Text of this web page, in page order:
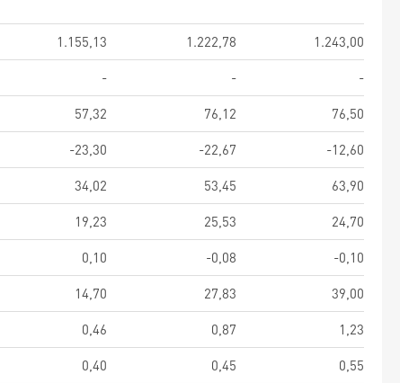
1.155,13 1.222,78
1.243,00
- -
-
57,32 76,12
76,50
-23,30 -22,67
-12,60
34,02 53,45
63,90
19,23 25,53
24,70
0,10 -0,08
-0,10
14,70 27,83
39,00
0,46 0,87
1,23
0,40 0,45
0,55